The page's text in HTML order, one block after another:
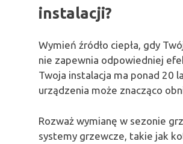
instalacji?
Wymień źródło ciepła, gdy
nie zapewnia odpowiedniej
Twoja instalacja ma ponad 20
urządzenia może znacząco
Rozważ wymianę w sezonie
systemy grzewcze, takie jak